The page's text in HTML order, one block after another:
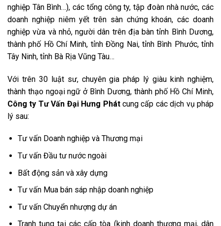
nghiệp Tân Bình…), các tổng công ty, tập đoàn nhà nước, các
doanh nghiệp niêm yết trên sàn chứng khoán, các doanh
nghiệp vừa và nhỏ, người dân trên địa bàn tỉnh Bình Dương,
thành phố Hồ Chí Minh, tỉnh Đồng Nai, tỉnh Bình Phước, tỉnh
Tây Ninh, tỉnh Bà Rịa Vũng Tàu…
Với trên 30 luật sư, chuyên gia pháp lý giàu kinh nghiệm,
thành thạo ngoại ngữ ở Bình Dương, thành phố Hồ Chí Minh,
Công ty Tư Vấn Đại Hưng Phátcung cấp các dịch vụ pháp
lý sau:
Tư vấn Doanh nghiệp và Thương mại
Tư vấn Đầu tư nước ngoài
Bất động sản và xây dựng
Tư vấn Mua bán sáp nhập doanh nghiệp
Tư vấn Chuyển nhượng dự án
Tranh tụng tại các cấp tòa (kinh doanh thương mại, dân